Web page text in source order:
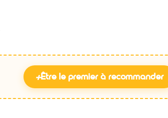
+Être le premier à recommander